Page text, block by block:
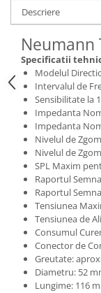
Accesorii de rack
Accesorii
Clape MIDI
Controllere MIDI -
Controllere
Convertoare AD/DA
Interfete audio
Interfete MIDI si
Microfoane de
Monitoare de
Pop filtre
Preamplificatoare
Protectii
Rack studio
Recordere de
Recordere
Descriere
Neumann
Specificatii
Modelul
Intervalul de
Sensibilitate la
Impedanta
Impedanta
Nivelul de
Nivelul de
SPL Maxim
Raportul
Raportul
Tensiunea
Tensiunea de
Consumul
Conector de
Greutate:
Diametru: 52
Lungime: 116